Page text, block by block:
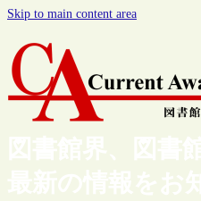
Skip to main content area
図書館界、図書
最新の情報をお